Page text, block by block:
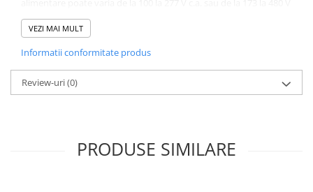
Marine & Caravan
APC
Pachete acumulatori VRLA
Sisteme de management (BMS)
c.a. Curentul nominal trece printr-un transfomator de 1A sau 5A
pentru a fi masurat in acest contor si va suporta configuratii
Protocolul de comunicare este Modbus cu suport pentru
terminale cu surub. Exista o intrare digitala programabila si o
iesire digitala programabila.
Certificarile includ EAC, CE, UL si MID.
profita de instalatia digitala de alimentare IoT.
VEZI MAI MULT
Informatii conformitate produs
Review-uri(0)
PRODUSE SIMILARE